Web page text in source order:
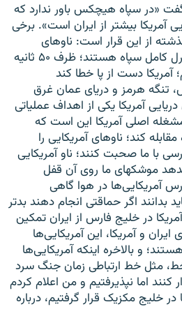
در سال ۱۳۹۲ گفت «در سپاه هیچکس باور ندارد که
آمریکا بیشتر از ایران است». برخی
از این قرار است: ناو‌های
هواپیما بر آمریکا تحت کنترل کامل سپاه هستند؛ ظرف ۵۰ ثانیه
آمریکا دست از پا خطا کند
تنگه هرمز و دریای عمان غرق
آمریکا یکی از اهداف عملیاتی
اصلی آمریکا این است که
کند؛ ناو‌های آمریکایی را
با ما صحبت کنند؛ ناو آمریکایی
موشکهای ما روی آن قفل
آمریکایی‌ها در هوا گاهی
اگر حماقتی انجام دهند بدتر
در خلیج فارس از ایران تمکین
و آمریکا، این آمریکایی‌ها
و بالاخره اینکه آمریکایی‌ها
مثل خط ارتباطی زمان جنگ سرد
کنند اما نپذیرفتیم و من اعلام کردم
خلیج مکزیک قرار گرفتیم، درباره